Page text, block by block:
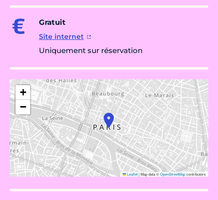
Gratuit
Site internet
Uniquement sur réservation
+
−
Leaflet|Map data ©OpenStreetMapcontributors